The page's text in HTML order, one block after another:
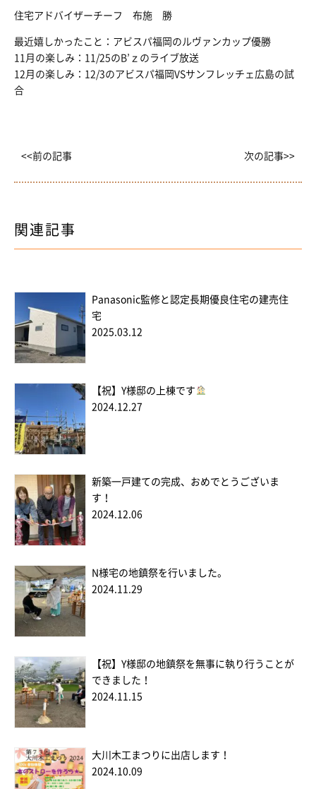
住宅アドバイザーチーフ 布施 勝
最近嬉しかったこと：アビスパ福岡のルヴァンカップ優勝
11月の楽しみ：11/25のB’ｚのライブ放送
12月の楽しみ：12/3のアビスパ福岡VSサンフレッチェ広島の試
合
<<前の記事 次の記事>>
関連記事
Panasonic監修と認定長期優良住宅の建売住
宅
2025.03.12
【祝】Y様邸の上棟です
2024.12.27
新築一戸建ての完成、おめでとうございま
す！
2024.12.06
N様宅の地鎮祭を行いました。
2024.11.29
【祝】Y様邸の地鎮祭を無事に執り行うことが
できました！
2024.11.15
大川木工まつりに出店します！
2024.10.09